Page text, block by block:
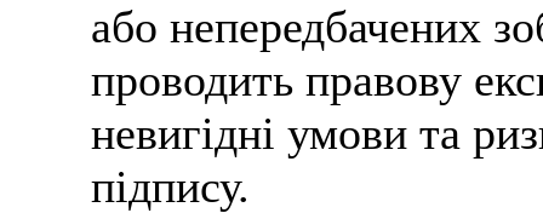
або непередбачених
проводить правову
невигідні умови та
підпису.